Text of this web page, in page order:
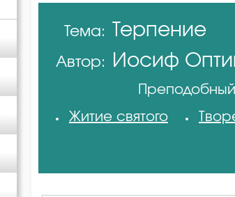
Авва Исайя (Скитский)
Антоний Великий
Тема: Терпение
Автор: Иосиф
Житие святого